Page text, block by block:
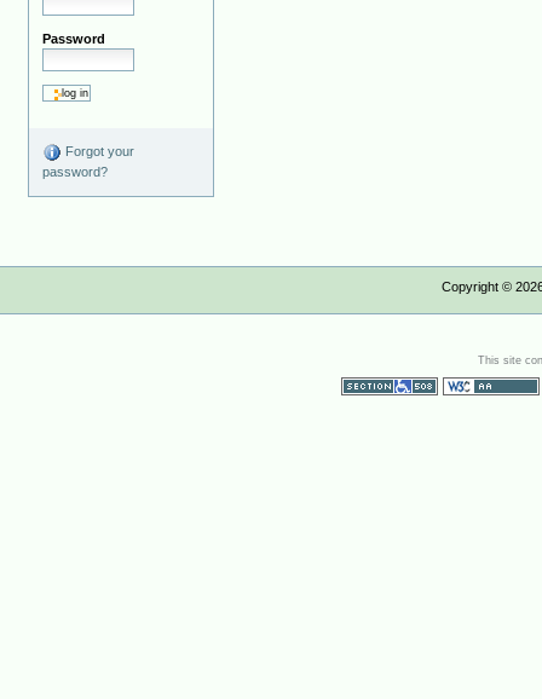
Password
Forgot your
password?
Copyright ©
This site